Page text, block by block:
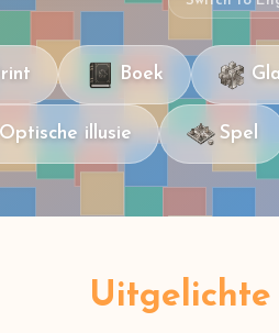
Boek
Optische illusie Spel
Uitgelichte